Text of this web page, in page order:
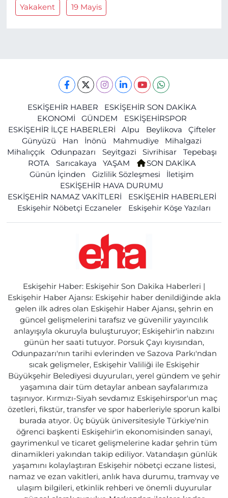
Yakakent 19 Mayis
ESKİŞEHİR HABER
ESKİŞEHİR SON DAKİKA
EKONOMİ
GÜNDEM
ESKİŞEHİRSPOR
ESKİŞEHİR İLÇE HABERLERİ
Alpu Beylikova
Çifteler
Günyüzü
Han İnönü Mahmudiye
Mihalgazi
Mihalıççık
Odunpazarı Seyitgazi Sivrihisar
Tepebaşı
ROTA
Sarıcakaya YAŞAM
SON DAKİKA
Günün İçinden
Gizlilik Sözleşmesi
İletişim
ESKİŞEHİR HAVA DURUMU
ESKİŞEHİR NAMAZ VAKİTLERİ
ESKİŞEHİR HABERLERİ
Eskişehir Nöbetçi Eczaneler
Eskişehir Köşe Yazıları
Eskişehir Haber: Eskişehir Son Dakika Haberleri |
Eskişehir Haber Ajansı: Eskişehir haber denildiğinde akla
gelen ilk adres olan Eskişehir Haber Ajansı, şehrin en
güncel gelişmelerini tarafsız ve güvenilir yayıncılık
anlayışıyla okuruyla buluşturuyor; Eskişehir'in nabzını
günün her saati tutuyor. Porsuk Çayı kıyısından,
Odunpazarı'nın tarihi evlerinden ve Sazova Parkı'ndan
sıcak gelişmeler, Eskişehir Valiliği ile Eskişehir
Büyükşehir Belediyesi duyuruları, yerel gündem ve şehir
yaşamına dair tüm detaylar anbean sayfalarımıza
taşınıyor. Kırmızı-Siyah sevdamız Eskişehirspor'un maç
özetleri, fikstür, transfer ve spor haberleriyle sporun kalbi
burada atıyor. Üç büyük üniversitesiyle Türkiye'nin
öğrenci başkenti Eskişehir'in ekonomisinden sanayi,
gayrimenkul ve ticaret gelişmelerine kadar şehrin tüm
dinamikleri yakından takip ediliyor. Vatandaşın günlük
yaşamını kolaylaştıran Eskişehir nöbetçi eczane listesi,
namaz ve ezan vakitleri, anlık hava durumu, tramvay ve
ulaşım bilgileri, etkinlik rehberi ve önemli duyurular